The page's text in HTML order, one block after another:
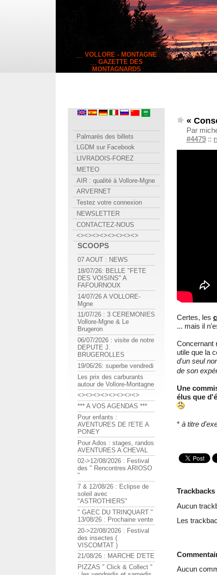
__ VOLLORE - MONTAGNE
__ GAZETTE DES
MONTAGNARDS
«
Par
#4479 ::
Certes, les
... mais il
Concernant
utile que la
d'un seul
de son
Une
élus que
* à titre
Trackbacks
Aucun
Les
Aucun
Palmarès des billets
LGDM sur Facebook
LIVRADOIS-FOREZ
METEO
AIR : qualité à Vollore-Mgne
ARVERNET
Testez votre connexion
NEWSLETTER
CONTACTEZ-NOUS
<><><><><><><><>
SCOOPS
07 AOUT : NEWS
18/07/26: BELLE "FETE
DES VOISINS" A
FAFOURNOUX
14/07/26 A VOLLORE-
Mgne
11/07/26 : 3 CEREMONIES
Vollore-Mgne & Le
Brugeron
06/07/2026 : visite de notre
DEPUTE J.
BRUGEROLLES
19/06/26: superbe vendredi
Les prix des carburants
autour de Vollore-Montagne
<><><><><><><><>
*** A VOS AGENDAS ***
Pour enfants :
AVENTURES DE l'ETE A
PONEY
Pour Ados : stages, randos
AVENTURES A CHEVAL
02->12/08/2026 : Festival
des " Rencontres ARIOSO
"
7 & 12/08/26 : Eclipse de
soleil avec
"ASTROTHIERS"
" GAEC DU TRINQUART "
13/08/26 : Prochaine vente
20->22/08/2026 : Festival
des insectes (
VISCOMTAT )
21/08/26 : MARCHE D'ETE
PIZZAS " Click & Collect "